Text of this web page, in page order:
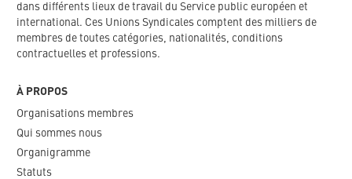
dans différents lieux de travail du Service public européen et
international. Ces Unions Syndicales comptent des milliers de
membres de toutes catégories, nationalités, conditions
contractuelles et professions.
À PROPOS
Organisations membres
Qui sommes nous
Organigramme​
Statuts